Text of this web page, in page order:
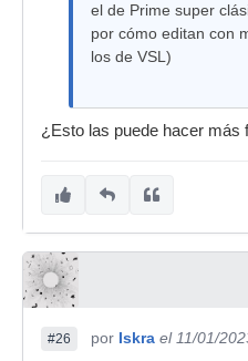
el de Prime super
por cómo editan con
los de VSL)
¿Esto las puede hacer más
#26 por Iskra el 11/01/